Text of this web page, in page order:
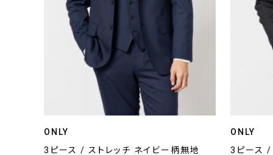
ONLY
3ピース / ストレッチ ネイビー柄無地
ONLY
3ピース /